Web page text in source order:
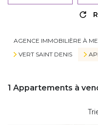
AGENCE IMMOBILIÈRE À
VERT SAINT DENIS
1 Appartements à